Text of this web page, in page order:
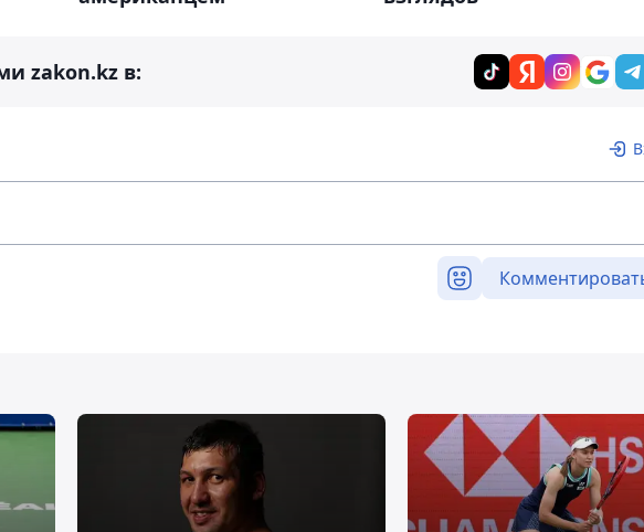
zakon.kz в: